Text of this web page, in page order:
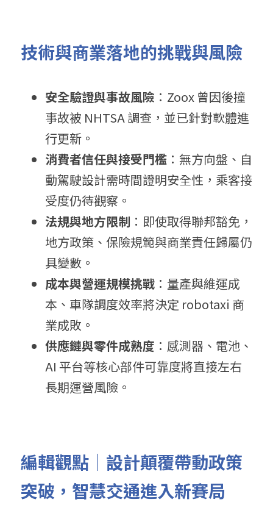
技術與商業落地的挑戰與風險
安全驗證與事故風險 ：Zoox 曾因後撞
事故被 NHTSA 調查，並已針對軟體進
行更新。
消費者信任與接受門檻 ：無方向盤、自
動駕駛設計需時間證明安全性，乘客接
受度仍待觀察。
法規與地方限制 ：即使取得聯邦豁免，
地方政策、保險規範與商業責任歸屬仍
具變數。
成本與營運規模挑戰 ：量產與維運成
本、車隊調度效率將決定 robotaxi 商
業成敗。
供應鏈與零件成熟度 ：感測器、電池、
AI 平台等核心部件可靠度將直接左右
長期運營風險。
編輯觀點｜設計顛覆帶動政策
突破，智慧交通進入新賽局